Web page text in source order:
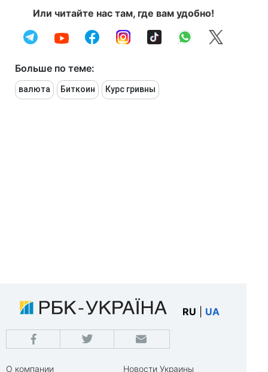
Или читайте нас там, где вам удобно!
Больше по теме:
валюта Биткоин Курс гривны
RU UA
О компании
Новости Украины